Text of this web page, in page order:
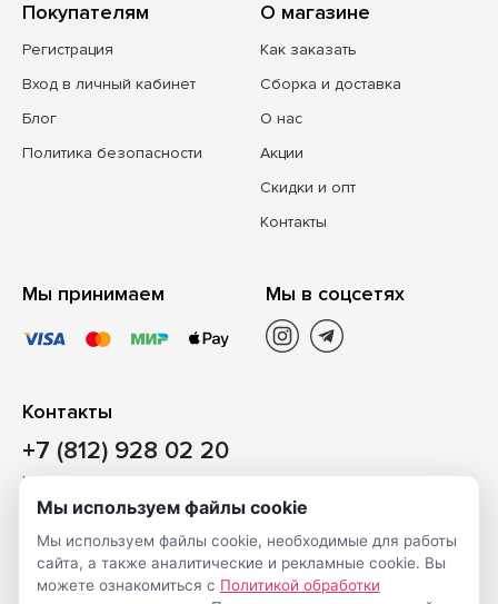
Покупателям
Регистрация
Вход в личный кабинет
Блог
Политика безопасности
О магазине
Как заказать
Сборка и доставка
О нас
Акции
Скидки и опт
Контакты
Мы принимаем Мы в соцсетях
Контакты
+7 (812) 928 02 20
Наш магазин
Санкт-Петербург, ул. Ворошилова, д. 2, Литер «Р» (БЦ
«Сигнал»), 3 этаж, пом. 2
На карте
Мы используем файлы cookie
Мы используем файлы cookie, необходимые для работы
сайта, а также аналитические и рекламные cookie. Вы
можете ознакомиться с Политикой обработки